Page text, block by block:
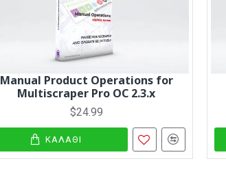
Manual Product Operations for
Multiscraper Pro OC 2.3.x
$24.99
ΚΑΛΆΘΙ